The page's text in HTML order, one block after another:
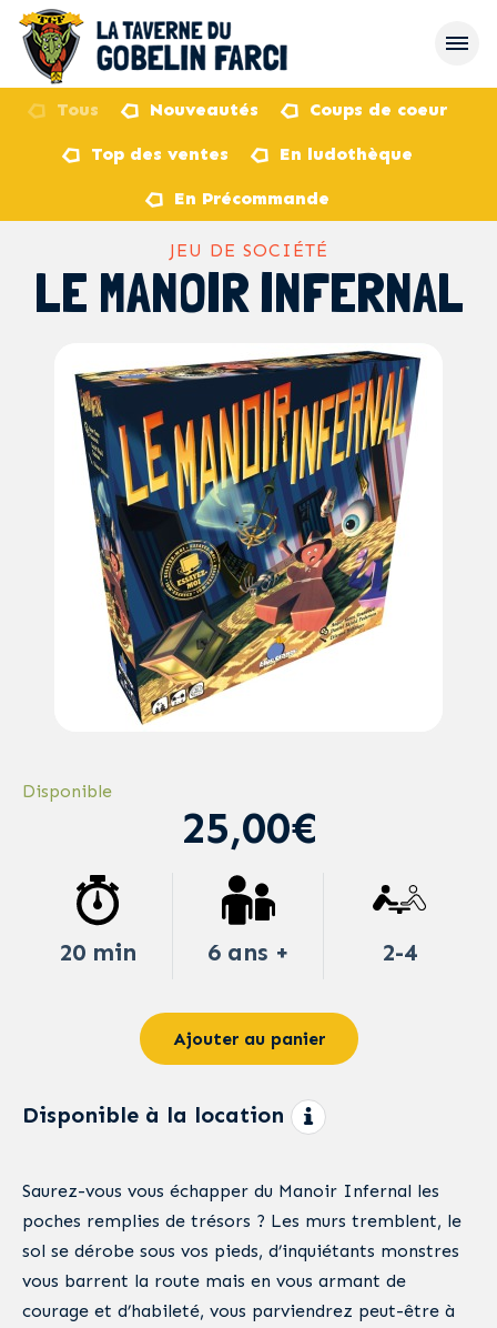
Tous Nouveautés Coups de coeur
Top des ventes En ludothèque
En Précommande
JEU DE SOCIÉTÉ
LE MANOIR INFERNAL
Disponible
25,00€
20 min 6 ans + 2-4
Ajouter au panier
Disponible à la location
Saurez-vous vous échapper du Manoir Infernal les
poches remplies de trésors ? Les murs tremblent, le
sol se dérobe sous vos pieds, d’inquiétants monstres
vous barrent la route mais en vous armant de
courage et d’habileté, vous parviendrez peut-être à